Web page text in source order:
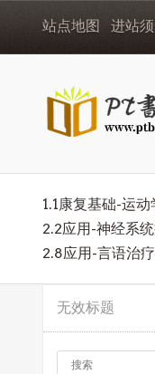
站点地图 进站
1.1康复基础-运动
2.2应用-神经系
2.8应用-言语治
无效标题